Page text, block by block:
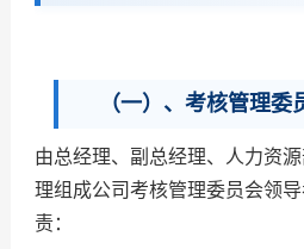
（一）、考核管理委
由总经理、副总经理、人力资
理组成公司考核管理委员会领
责：